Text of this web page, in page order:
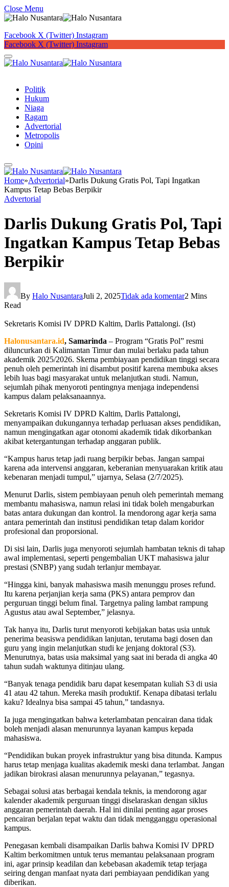
Close Menu
Facebook X (Twitter) Instagram
Facebook X (Twitter) Instagram
Politik
Hukum
Niaga
Ragam
Advertorial
Metropolis
Opini
Home»Advertorial»Darlis Dukung Gratis Pol, Tapi Ingatkan
Kampus Tetap Bebas Berpikir
Advertorial
Darlis Dukung Gratis Pol, Tapi
Ingatkan Kampus Tetap Bebas
Berpikir
By Halo NusantaraJuli 2, 2025Tidak ada komentar2 Mins
Read
Sekretaris Komisi IV DPRD Kaltim, Darlis Pattalongi. (Ist)
Halonusantara.id, Samarinda – Program “Gratis Pol” resmi
diluncurkan di Kalimantan Timur dan mulai berlaku pada tahun
akademik 2025/2026. Skema pembiayaan pendidikan tinggi secara
penuh oleh pemerintah ini disambut positif karena membuka akses
lebih luas bagi masyarakat untuk melanjutkan studi. Namun,
sejumlah pihak menyoroti pentingnya menjaga independensi
kampus dalam pelaksanaannya.
Sekretaris Komisi IV DPRD Kaltim, Darlis Pattalongi,
menyampaikan dukungannya terhadap perluasan akses pendidikan,
namun mengingatkan agar otonomi akademik tidak dikorbankan
akibat ketergantungan terhadap anggaran publik.
“Kampus harus tetap jadi ruang berpikir bebas. Jangan sampai
karena ada intervensi anggaran, keberanian menyuarakan kritik atau
kebenaran menjadi tumpul,” ujarnya, Selasa (2/7/2025).
Menurut Darlis, sistem pembiayaan penuh oleh pemerintah memang
membantu mahasiswa, namun relasi ini tidak boleh mengaburkan
batas antara dukungan dan kontrol. Ia mendorong agar kerja sama
antara pemerintah dan institusi pendidikan tetap dalam koridor
profesional dan proporsional.
Di sisi lain, Darlis juga menyoroti sejumlah hambatan teknis di tahap
awal implementasi, seperti pengembalian UKT mahasiswa jalur
prestasi (SNBP) yang sudah terlanjur membayar.
“Hingga kini, banyak mahasiswa masih menunggu proses refund.
Itu karena perjanjian kerja sama (PKS) antara pemprov dan
perguruan tinggi belum final. Targetnya paling lambat rampung
Agustus atau awal September,” jelasnya.
Tak hanya itu, Darlis turut menyoroti kebijakan batas usia untuk
penerima beasiswa pendidikan lanjutan, terutama bagi dosen dan
guru yang ingin melanjutkan studi ke jenjang doktoral (S3).
Menurutnya, batas usia maksimal yang saat ini berada di angka 40
tahun sudah waktunya ditinjau ulang.
“Banyak tenaga pendidik baru dapat kesempatan kuliah S3 di usia
41 atau 42 tahun. Mereka masih produktif. Kenapa dibatasi terlalu
kaku? Idealnya bisa sampai 45 tahun,” tandasnya.
Ia juga mengingatkan bahwa keterlambatan pencairan dana tidak
boleh menjadi alasan menurunnya layanan kampus kepada
mahasiswa.
“Pendidikan bukan proyek infrastruktur yang bisa ditunda. Kampus
harus tetap menjaga kualitas akademik meski dana terlambat. Jangan
jadikan birokrasi alasan menurunnya pelayanan,” tegasnya.
Sebagai solusi atas berbagai kendala teknis, ia mendorong agar
kalender akademik perguruan tinggi diselaraskan dengan siklus
anggaran pemerintah daerah. Hal ini dinilai penting agar proses
pencairan berjalan tepat waktu dan tidak mengganggu operasional
kampus.
Penegasan kembali disampaikan Darlis bahwa Komisi IV DPRD
Kaltim berkomitmen untuk terus memantau pelaksanaan program
ini, agar prinsip keadilan dan kebebasan akademik tetap terjaga
seiring dengan manfaat nyata dari pembiayaan pendidikan yang
diberikan.